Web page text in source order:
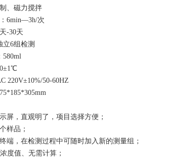
、磁力搅拌
6min—3h/次
-30天
立6组检测
580ml
220V±10%/50-60HZ
屏，直观明了，项目选择方便；
样品；
端，在检测过程中可随时加入新的测量组；
度值、无需计算；